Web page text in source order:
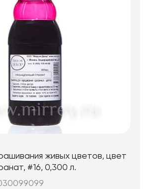
живых цветов, цвет
#16, 0,300 л.